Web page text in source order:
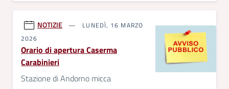
NOTIZIE
LUNEDÌ, 16 MARZO
2026
Orario di apertura Caserma
Carabinieri
Stazione di Andorno micca